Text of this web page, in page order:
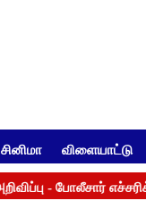
சினிமா விளையாட்டு